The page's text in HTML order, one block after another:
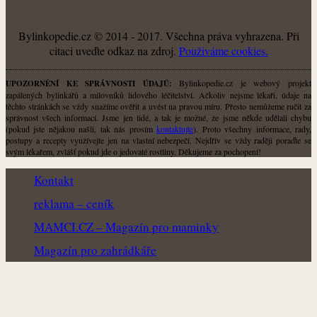
Bylinkopedie.cz © 2014 - 2017. Všechna práva vyhrazena. Při
citaci uveďte odkaz na zdroj. Použiváme cookies.
UPOZORNĚNÍ KE SPRÁVNOSTI ÚDAJŮ: Bylinkopedie.cz je webový projekt
zapálených bylinkářů a milovníků lidového léčitelství. Ačkoliv nejsme lékaři, údaje na
těchto stránkách se vždy snažíme ověřit a uvést na pravou míru. Přesto nemůžeme ručit za
správnost všech informací. Jsme jen lidé, a tak je možné, že jsme někde udělali chybu
(pokud jste nějakou našli, tak nás prosímkontaktujte). Proto všechny informace, rady,
postupy a recepty využívejte jen na vlastní nebezpečí. Nejdřív se vždy raději poraďte se
svým lékařem, zvlášť pokud jde o jedovaté rostliny. Děkujeme za pochopení!
Kontakt
reklama – ceník
MAMCI.CZ – Magazín pro maminky
Magazín pro zahrádkáře